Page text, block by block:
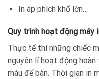
In áp phích khổ lớn…
Quy trình hoạt động máy
Thực tế thì những chiếc
nguyên lí hoạt động
màu để bàn. Thời gian in